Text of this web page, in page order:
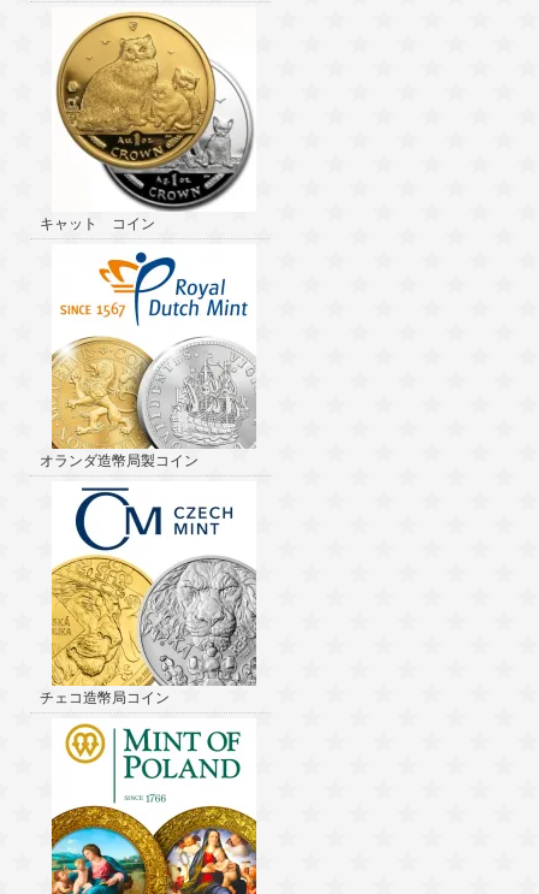
キャット コイン
オランダ造幣局製コイン
チェコ造幣局コイン